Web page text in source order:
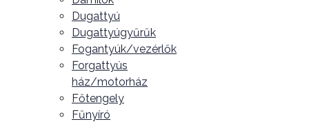
Dugattyú
Dugattyúgyűrűk
Fogantyúk/vezérlők
Forgattyús
ház/motorház
Főtengely
Fűnyíró